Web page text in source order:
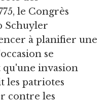
le Congrès
Schuyler
à planifier une
se
invasion
les patriotes
contre les